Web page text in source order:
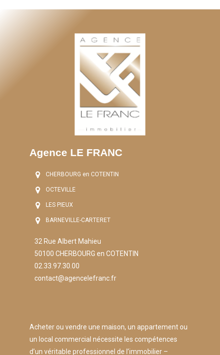
Agence LE FRANC
CHERBOURG en COTENTIN
OCTEVILLE
LES PIEUX
BARNEVILLE-CARTERET
32 Rue Albert Mahieu
50100 CHERBOURG en COTENTIN
02.33.97.30.00
contact@agencelefranc.fr
Acheter ou vendre une maison, un appartement ou
un local commercial nécessite les compétences
d’un véritable professionnel de l’immobilier –